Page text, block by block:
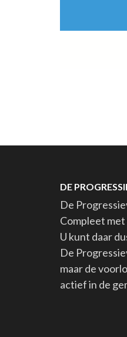
DE
De
Compleet
U kunt daar
De
maar de
actief in de